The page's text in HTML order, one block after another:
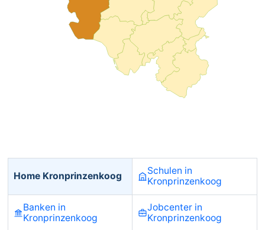
Home Kronprinzenkoog
Schulen in
Kronprinzenkoog
Banken in
Kronprinzenkoog
Jobcenter in
Kronprinzenkoog